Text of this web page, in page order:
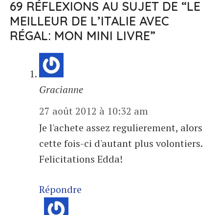
69 RÉFLEXIONS AU SUJET DE “LE
MEILLEUR DE L’ITALIE AVEC
RÉGAL: MON MINI LIVRE”
Gracianne
27 août 2012 à 10:32 am
Je l'achete assez regulierement, alors
cette fois-ci d'autant plus volontiers.
Felicitations Edda!
Répondre